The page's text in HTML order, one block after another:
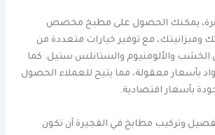
يمكنك الحصول على مطبخ مخصص
وميزانيتك، مع توفير خيارات متعددة من
الخشب والألومنيوم والستانلس ستيل. كما
بأسعار معقولة، مما يتيح للعملاء الحصول
بأسعار اقتصادية.
وتركيب مطابخ في الفجيرة أن تكون